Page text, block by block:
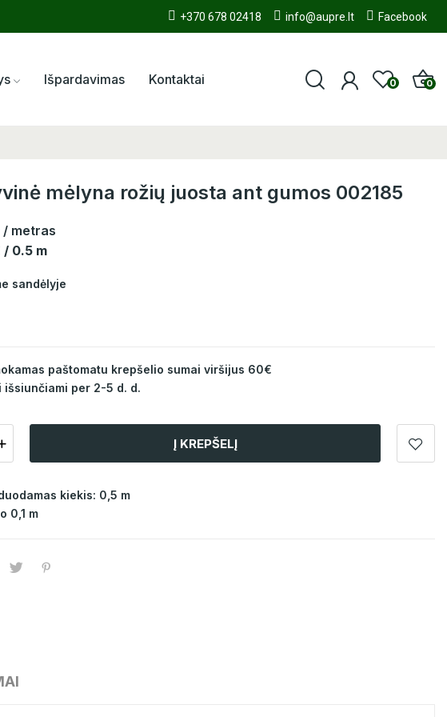
+370 678 02418 info@aupre.lt Facebook
Išpardavimas Kontaktai 0 0
mėlyna rožių juosta ant gumos 002185
/ metras
/ 0.5 m
sandėlyje
paštomatu krepšelio sumai viršijus 60€
išsiunčiami per 2-5 d. d.
Į KREPŠELĮ
kiekis: 0,5 m
0,1 m